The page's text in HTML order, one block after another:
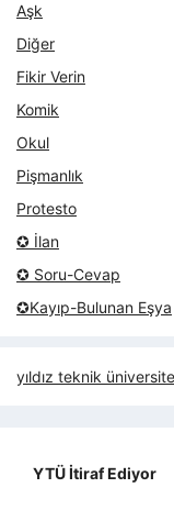
Aşk
Diğer
Fikir Verin
Komik
Okul
Pişmanlık
Protesto
✪ İlan
✪ Soru-Cevap
✪Kayıp-Bulunan Eşya
yıldız teknik
YTÜ İtiraf Ediyor